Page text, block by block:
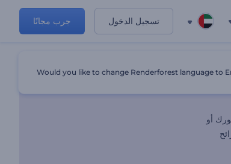
تسجيل الدخول جرب مجانًا
أو
Would you like to change Renderforest language to